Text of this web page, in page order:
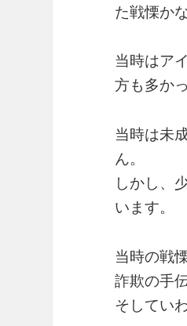
た戦慄か
当時はア
方も多か
当時は未
ん。
しかし、
います。
当時の戦
詐欺の手
そしてい